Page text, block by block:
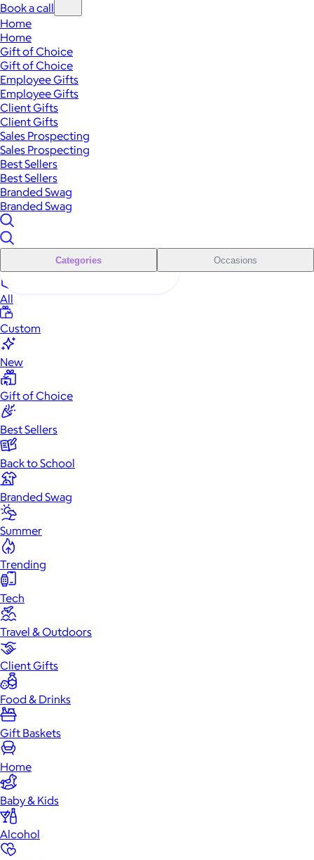
Book a call
Home
Home
Gift of Choice
Gift of Choice
Employee Gifts
Employee Gifts
Client Gifts
Client Gifts
Sales Prospecting
Sales Prospecting
Best Sellers
Best Sellers
Branded Swag
Branded Swag
Categories Occasions
All
Custom
New
Gift of Choice
Best Sellers
Back to School
Branded Swag
Summer
Trending
Tech
Travel & Outdoors
Client Gifts
Food & Drinks
Gift Baskets
Home
Baby & Kids
Alcohol